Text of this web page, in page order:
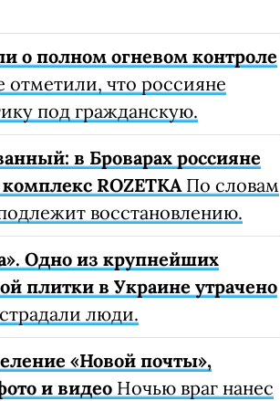
о полном огневом контроле
отметили, что россияне
под гражданскую.
в Броварах россияне
ROZETKAПо словам
восстановлению.
Одно из крупнейших
плитки в Украине утрачено
люди.
«Новой почты»,
и видео Ночью враг нанес